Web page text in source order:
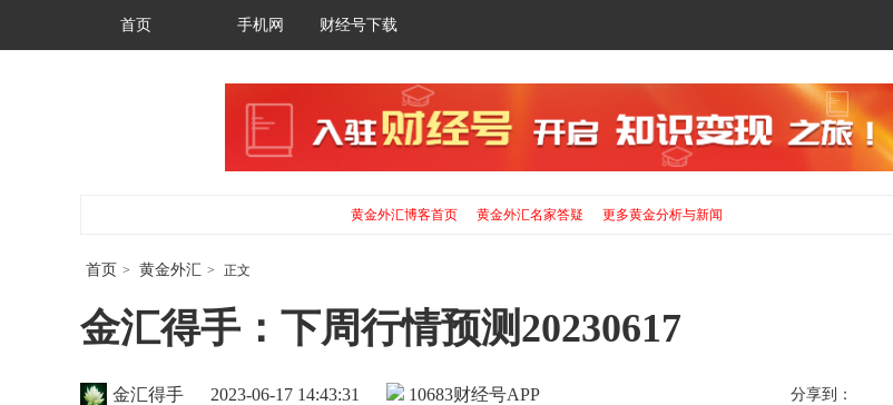
首页 手机网 财经号下载
黄金外汇博客首页 黄金外汇名家答疑 更多黄金分析与新闻
首页 > 黄金外汇 > 正文
金汇得手：下周行情预测20230617
财经号APP
金汇得手 2023-06-17 14:43:31 10683 分享到：